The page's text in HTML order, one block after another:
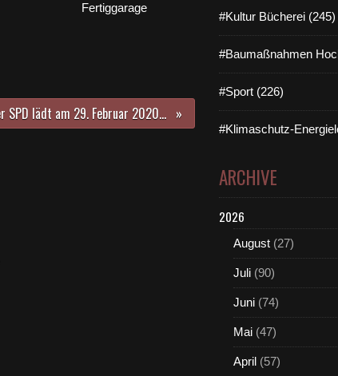
Fertiggarage
Veitshöchheimer SPD lädt am 29. Februar 2020 zur Führung mit Bernhard Schlereth in das Fastnachtsmuseum in Kitzingen ein
#Kultur Bücherei (245)
#Baumaßnahmen
#Sport (226)
#Klimaschutz-
ARCHIVE
2026
August (27)
Juli (90)
Juni (74)
Mai (47)
April (57)